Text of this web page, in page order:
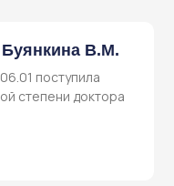
Буянкина В.М.
поступила
степени доктора